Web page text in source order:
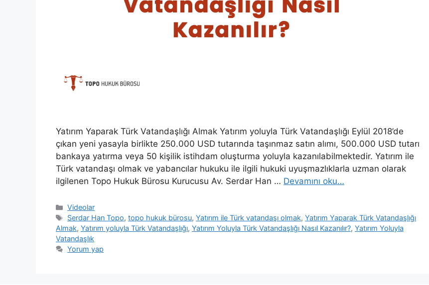
Yatırım Yaparak Türk Vatandaşlığı Almak Yatırım yoluyla Türk Vatandaşlığı Eylül 2018’de
çıkan yeni yasayla birlikte 250.000 USD tutarında taşınmaz satın alımı, 500.000 USD tutarı
bankaya yatırma veya 50 kişilik istihdam oluşturma yoluyla kazanılabilmektedir. Yatırım ile
Türk vatandaşı olmak ve yabancılar hukuku ile ilgili hukuki uyuşmazlıklarla uzman olarak
ilgilenen Topo Hukuk Bürosu Kurucusu Av. Serdar Han … Devamını oku…
Kategoriler
Videolar
Etiketler
Serdar Han Topo,topo hukuk bürosu,Yatırım ile Türk vatandaşı olmak,Yatırım Yaparak Türk Vatandaşlığı
Almak, Yatırım yoluyla Türk Vatandaşlığı, Yatırım Yoluyla Türk Vatandaşlığı Nasıl Kazanılır?, Yatırım Yoluyla
Vatandaşlık
Yorum yap